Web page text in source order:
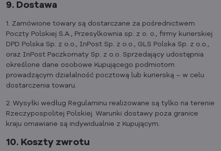
9. Dostawa
1. Zamówione towary są dostarczane za pośrednictwem
Poczty Polskiej S.A., Przesylkownia sp. z o. o., firmy kurierskiej
DPD Polska Sp. z o.o., InPost Sp. z o.o., GLS Polska Sp. z o.o.,
oraz InPost Paczkomaty Sp. z o.o. Sprzedający udostępnia
określone dane osobowe Kupującego podmiotom
prowadzącym działalność pocztową lub kurierską – w celu
dostarczenia towaru.
2. Wysyłki według Regulaminu realizowane są tylko na terenie
Rzeczypospolitej Polskiej. Warunki dostawy poza granice
kraju omawiane są indywidualnie z Kupującym.
10. Koszty zwrotu